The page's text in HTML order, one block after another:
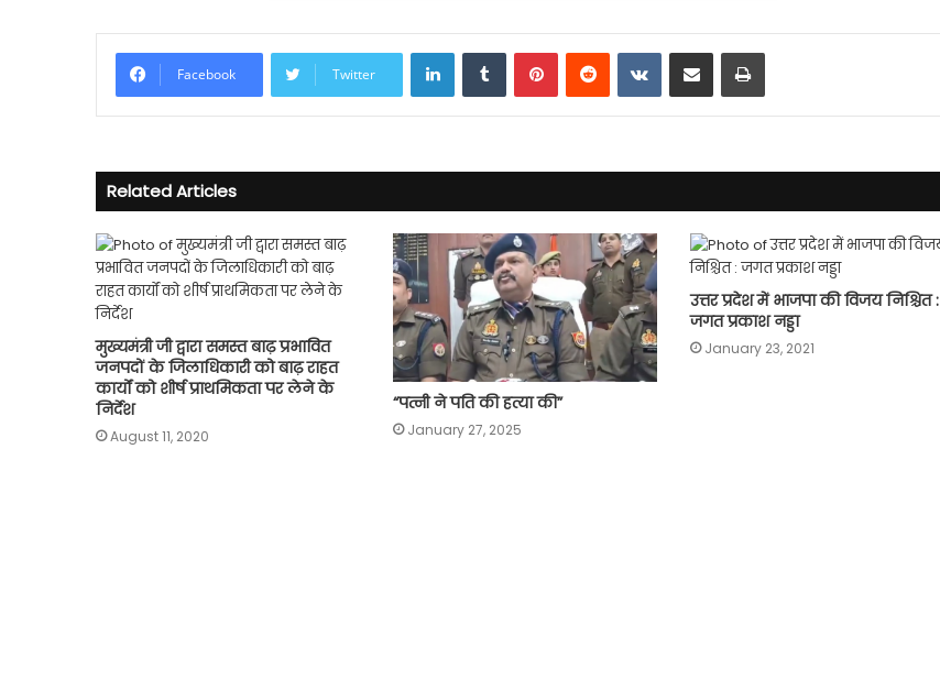
Facebook Twitter
LinkedInTumblrPinterestReddit VKontakte
Share via Email Print
Related Articles
मुख्यमंत्री जी द्वारा समस्त बाढ़ प्रभावित
जनपदों के जिलाधिकारी को बाढ़ राहत
कार्यों को शीर्ष प्राथमिकता पर लेने के
निर्देश
August 11, 2020
“पत्नी ने पति की हत्या की”
January 27, 2025
उत्तर प्रदेश में भाजपा की विजय निश्चित :
जगत प्रकाश नड्डा
January 23, 2021